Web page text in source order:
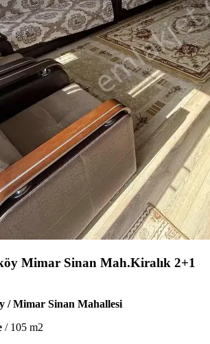
Mimar Sinan Mah.Kiralık 2+1
/ Mimar Sinan Mahallesi
/ 105 m2